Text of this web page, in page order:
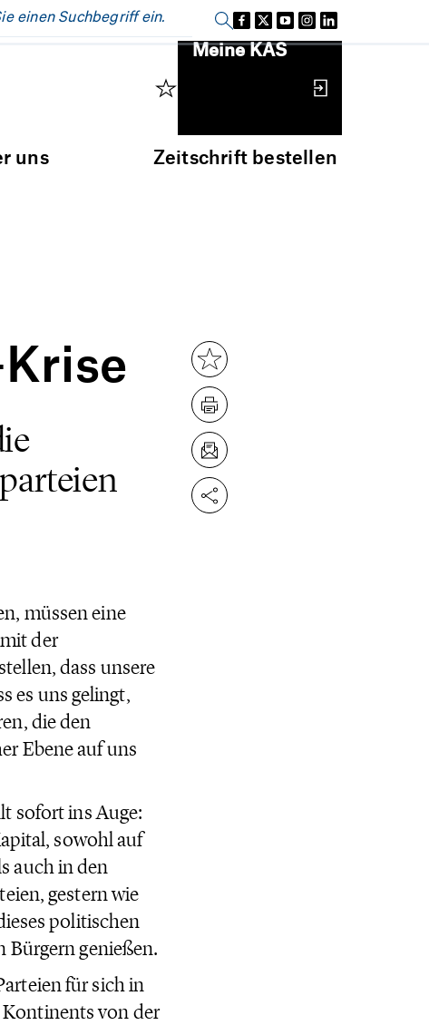
Einloggen
Meine KAS
uns Zeitschrift bestellen
müssen eine
der
dass unsere
es uns gelingt,
die den
Ebene auf uns
sofort ins Auge:
sowohl auf
auch in den
gestern wie
politischen
Bürgern genießen.
für sich in
von der